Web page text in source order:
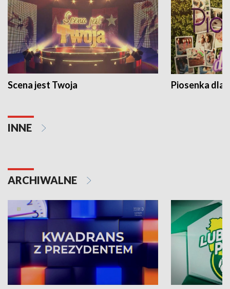
Scena jest Twoja Piosenka dla
INNE
ARCHIWALNE